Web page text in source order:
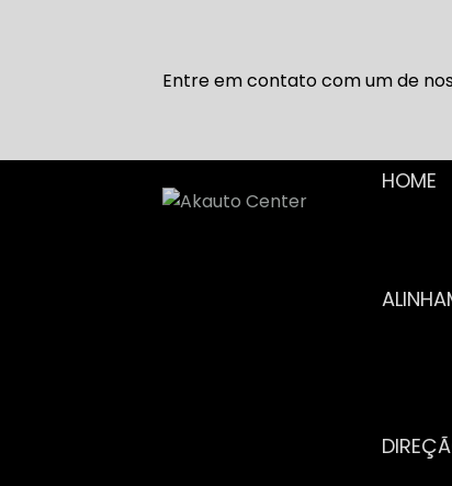
Entre em contato com um de
HOME